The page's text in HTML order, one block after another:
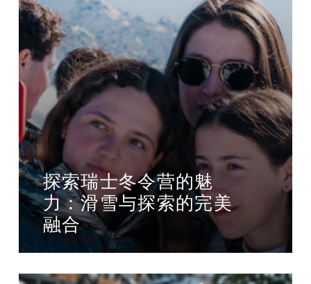
探索瑞士冬令营的魅
力：滑雪与探索的完美
融合